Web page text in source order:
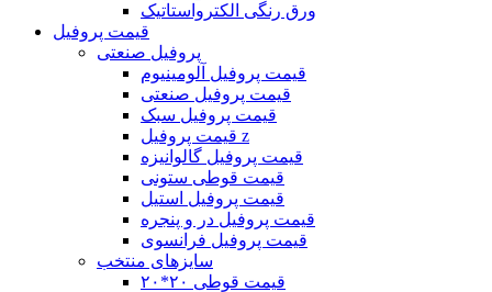
ورق رنگی الکترواستاتیک
قیمت پروفیل
پروفیل صنعتی
قیمت پروفیل آلومینیوم
قیمت پروفیل صنعتی
قیمت پروفیل سبک
قیمت پروفیل z
قیمت پروفیل گالوانیزه
قیمت قوطی ستونی
قیمت پروفیل استیل
قیمت پروفیل در و پنجره
قیمت پروفیل فرانسوی
سایزهای منتخب
قیمت قوطی ۲٠*۲٠